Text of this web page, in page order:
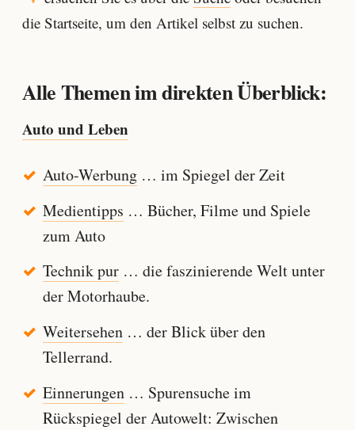
die Startseite, um den Artikel selbst zu suchen.
Alle Themen im direkten Überblick:
Auto und Leben
Auto-Werbung… im Spiegel der Zeit
Medientipps … Bücher, Filme und Spiele
zum Auto
Technik pur… die faszinierende Welt unter
der Motorhaube.
Weitersehen… der Blick über den
Tellerrand.
Einnerungen… Spurensuche im
Rückspiegel der Autowelt: Zwischen